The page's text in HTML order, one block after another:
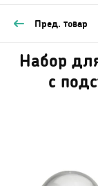
Пред. товар
Набор
с